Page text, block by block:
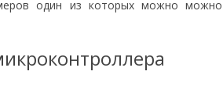
один из которых можно можно